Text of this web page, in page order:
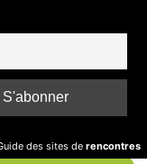
des sites de rencontres